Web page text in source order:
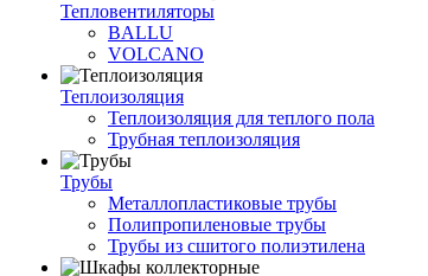
Тепловентиляторы
BALLU
VOLCANO
Теплоизоляция
Теплоизоляция для теплого пола
Трубная теплоизоляция
Трубы
Металлопластиковые трубы
Полипропиленовые трубы
Трубы из сшитого полиэтилена